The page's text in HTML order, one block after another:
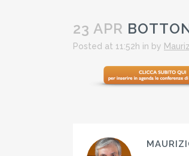
23 APR
Posted at 11:52h in by